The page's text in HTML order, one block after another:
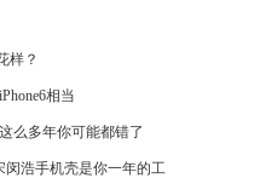
样？
相当
么多年你可能都错了
闵浩手机壳是你一年的工